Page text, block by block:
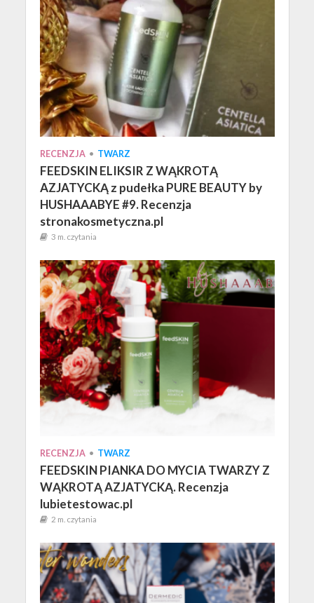
RECENZJA • TWARZ
FEEDSKIN ELIKSIR Z WĄKROTĄ
AZJATYCKĄ z pudełka PURE BEAUTY by
HUSHAAABYE #9. Recenzja
stronakosmetyczna.pl
3 m. czytania
RECENZJA • TWARZ
FEEDSKIN PIANKA DO MYCIA TWARZY Z
WĄKROTĄ AZJATYCKĄ. Recenzja
lubietestowac.pl
2 m. czytania